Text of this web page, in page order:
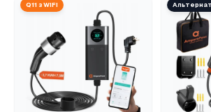
Q11 з WiFi